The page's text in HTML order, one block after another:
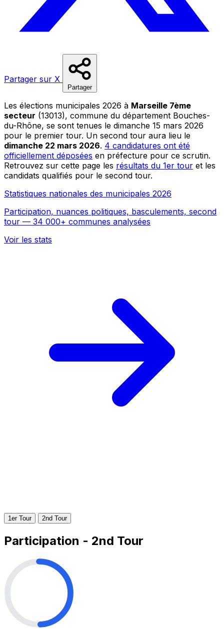
Partager sur X
Partager
Les élections municipales 2026 à Marseille 7ème
secteur (13013), commune du département Bouches-
du-Rhône, se sont tenues le dimanche 15 mars 2026
pour le premier tour. Un second tour aura lieu le
dimanche 22 mars 2026. 4 candidatures ont été
officiellement déposées en préfecture pour ce scrutin.
Retrouvez sur cette page les résultats du 1er tour et les
candidats qualifiés pour le second tour.
Statistiques nationales des municipales 2026
Participation, nuances politiques, basculements, second
tour — 34 000+ communes analysées
Voir les stats
1er Tour 2nd Tour
Participation - 2nd Tour